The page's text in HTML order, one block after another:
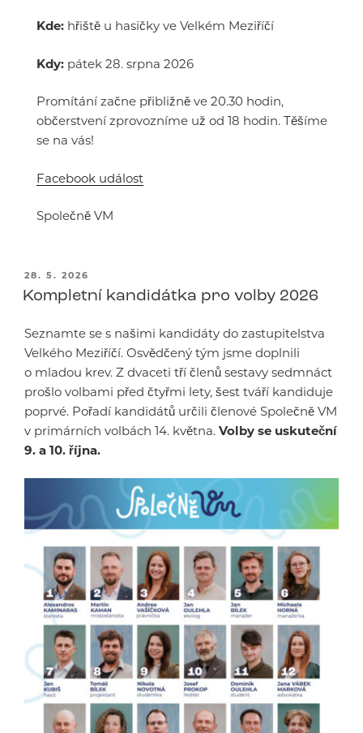
Kde: hřiště u hasičky ve Velkém Meziříčí
Kdy: pátek 28. srpna 2026
Promítání začne přibližně ve 20.30 hodin,
občerstvení zprovozníme už od 18 hodin. Těšíme
se na vás!
Facebook událost
Společně VM
PUBLIKOVÁNO
28. 5. 2026
Kompletní kandidátka pro volby 2026
Seznamte se s našimi kandidáty do zastupitelstva
Velkého Meziříčí. Osvědčený tým jsme doplnili
o mladou krev. Z dvaceti tří členů sestavy sedmnáct
prošlo volbami před čtyřmi lety, šest tváří kandiduje
poprvé. Pořadí kandidátů určili členové Společně VM
v primárních volbách 14. května. Volby se uskuteční
9. a 10. října.